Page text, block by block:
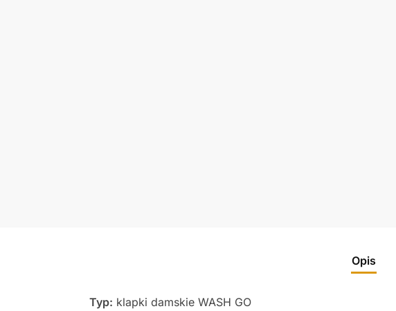
Opis
Typ: klapki damskie WASH GO